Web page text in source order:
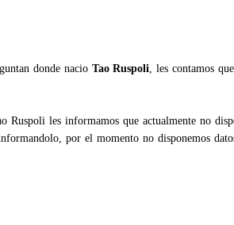
donde nacio Tao Ruspoli, les contamos
Ruspoli les informamos que actualmente no
por el momento no disponemos